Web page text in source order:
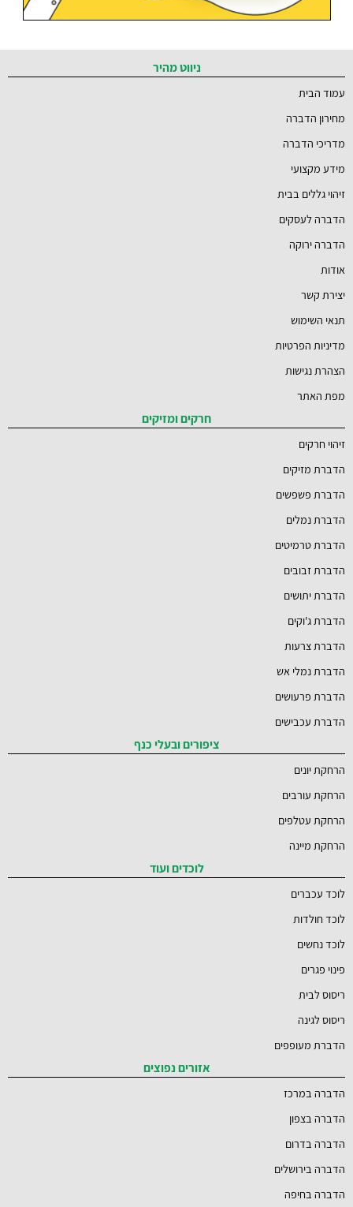
ניווט מהיר
עמוד הבית
מחירון הדברה
מדריכי הדברה
מידע מקצועי
זיהוי גללים בבית
הדברה לעסקים
הדברה ירוקה
אודות
יצירת קשר
תנאי השימוש
מדיניות הפרטיות
הצהרת נגישות
מפת האתר
חרקים ומזיקים
זיהוי חרקים
הדברת מזיקים
הדברת פשפשים
הדברת נמלים
הדברת טרמיטים
הדברת זבובים
הדברת יתושים
הדברת ג'וקים
הדברת צרעות
הדברת נמלי אש
הדברת פרעושים
הדברת עכבישים
ציפורים ובעלי כנף
הרחקת יונים
הרחקת עורבים
הרחקת עטלפים
הרחקת מיינה
לוכדים ועוד
לוכד עכברים
לוכד חולדות
לוכד נחשים
פינוי פגרים
ריסוס לבית
ריסוס לגינה
הדברת מעופפים
אזורים נפוצים
הדברה במרכז
הדברה בצפון
הדברה בדרום
הדברה בירושלים
הדברה בחיפה